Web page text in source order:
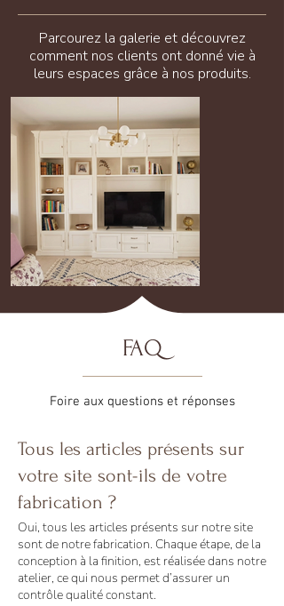
Parcourez la galerie et découvrez
comment nos clients ont donné vie à
leurs espaces grâce à nos produits.
FAQ
Foire aux questions et réponses
Tous les articles présents sur
votre site sont-ils de votre
fabrication ?
Oui, tous les articles présents sur notre site
sont de notre fabrication. Chaque étape, de la
conception à la finition, est réalisée dans notre
atelier, ce qui nous permet d’assurer un
contrôle qualité constant.